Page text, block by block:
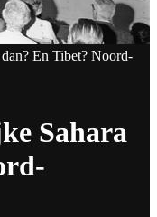
En Tibet? Noord-
Sahara